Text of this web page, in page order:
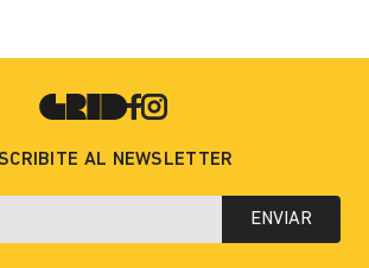
AL NEWSLETTER
ENVIAR